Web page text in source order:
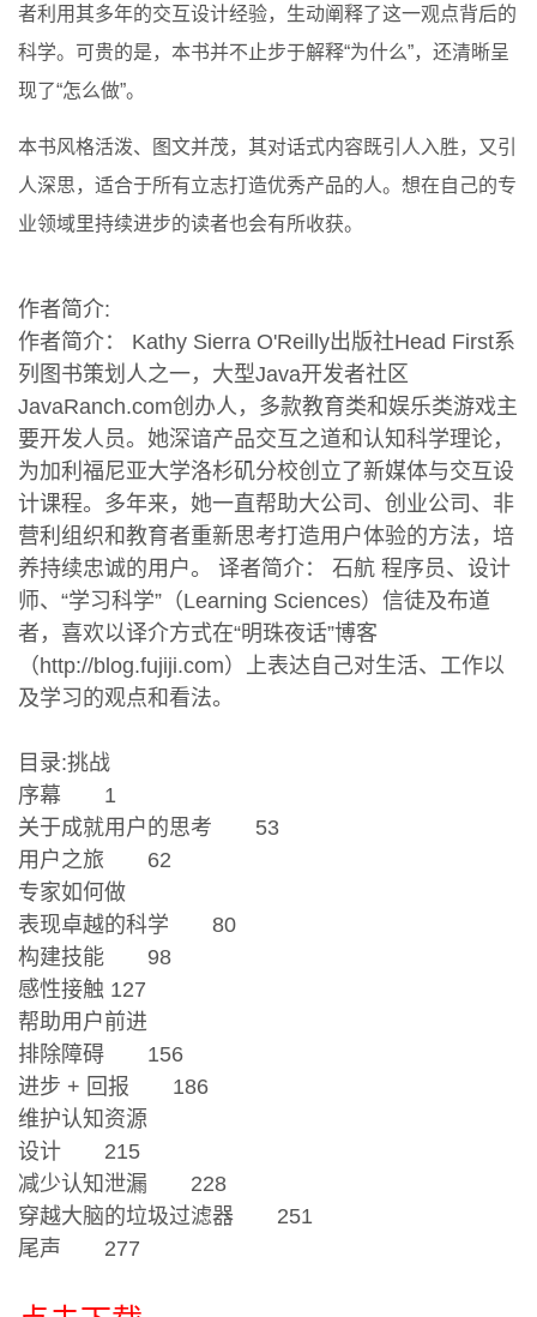
者利用其多年的交互设计经验，生动阐释了这一观点背后的
科学。可贵的是，本书并不止步于解释“为什么”，还清晰呈
现了“怎么做”。
本书风格活泼、图文并茂，其对话式内容既引人入胜，又引
人深思，适合于所有立志打造优秀产品的人。想在自己的专
业领域里持续进步的读者也会有所收获。
作者简介:
作者简介： Kathy Sierra O'Reilly出版社Head First系
列图书策划人之一，大型Java开发者社区
JavaRanch.com创办人，多款教育类和娱乐类游戏主
要开发人员。她深谙产品交互之道和认知科学理论，
为加利福尼亚大学洛杉矶分校创立了新媒体与交互设
计课程。多年来，她一直帮助大公司、创业公司、非
营利组织和教育者重新思考打造用户体验的方法，培
养持续忠诚的用户。 译者简介： 石航 程序员、设计
师、“学习科学”（Learning Sciences）信徒及布道
者，喜欢以译介方式在“明珠夜话”博客
（http://blog.fujiji.com）上表达自己对生活、工作以
及学习的观点和看法。
目录:挑战
序幕 1
关于成就用户的思考 53
用户之旅 62
专家如何做
表现卓越的科学 80
构建技能 98
感性接触 127
帮助用户前进
排除障碍 156
进步 + 回报 186
维护认知资源
设计 215
减少认知泄漏 228
穿越大脑的垃圾过滤器 251
尾声 277